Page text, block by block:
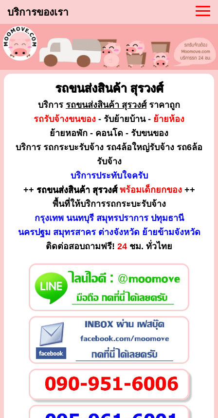
บริการของเรา
รถขนส่งสินค้า สุรวงศ์
บริการ รถขนส่งสินค้า สุรวงศ์ราคาถูก
รถรับจ้างขนของ - รับย้ายบ้าน - ย้ายห้อง
ย้ายหอพัก - คอนโด - รับขนของ
บริการ รถกระบะรับจ้าง รถ4ล้อใหญ่รับจ้าง รถ6ล้อ
รับจ้าง
บริการประทับใจครับ
++ รถขนส่งสินค้า สุรวงศ์ พร้อมเด็กยกของ++
พื้นที่ให้บริการรถกระบะรับจ้าง
กรุงเทพ นนทบุรี สมุทรปราการ ปทุมธานี
นครปฐม สมุทรสาคร ต่างจังหวัด ย้ายข้ามจังหวัด
ติดต่อสอบถามฟรี! 24 ชม. ทั่วไทย